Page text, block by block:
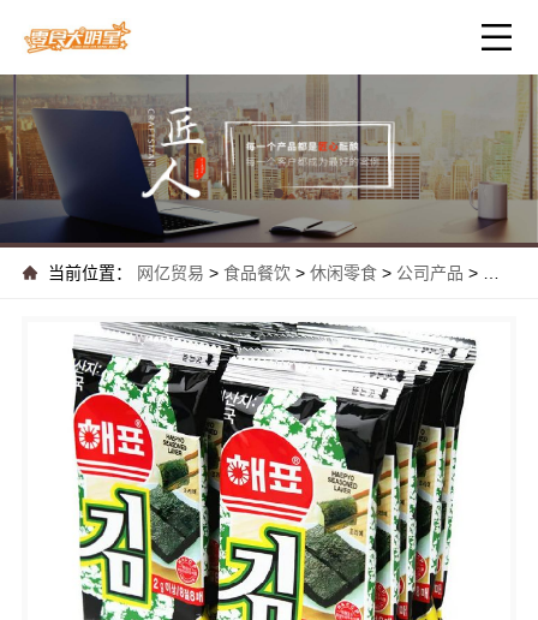
当前位置： 网亿贸易> 食品餐饮 > 休闲零食> 公司产品 >